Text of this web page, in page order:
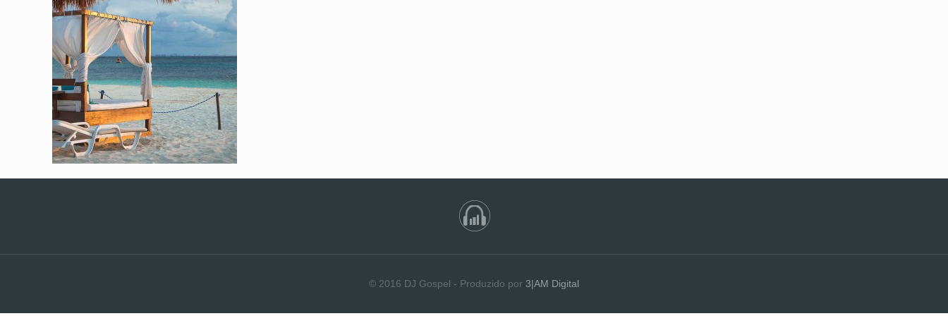
© 2016 DJ Gospel - Produzido por 3|AM Digital